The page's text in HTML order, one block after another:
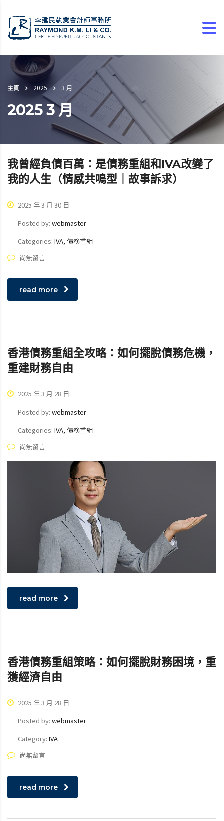
主頁 2025 3 月
2025 3 月
我曾經負債百萬：是債務重組和IVA改變了
我的人生（情感共鳴型｜故事訴求）
2025 年 3 月 30 日
Posted by: webmaster
Categories: IVA, 債務重組
尚無留言
read more
香港債務重組全攻略：如何擺脫債務危機，
重建財務自由
2025 年 3 月 28 日
Posted by: webmaster
Categories: IVA, 債務重組
尚無留言
read more
香港債務重組策略：如何擺脫財務困境，重
獲經濟自由
2025 年 3 月 28 日
Posted by: webmaster
Category: IVA
尚無留言
read more